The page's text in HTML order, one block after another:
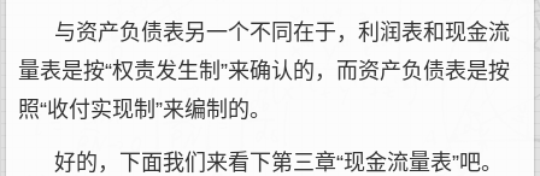
与资产负债表另一个不同在于，利润表和现金流
量表是按“权责发生制”来确认的，而资产负债表是按
照“收付实现制”来编制的。
好的，下面我们来看下第三章“现金流量表”吧。